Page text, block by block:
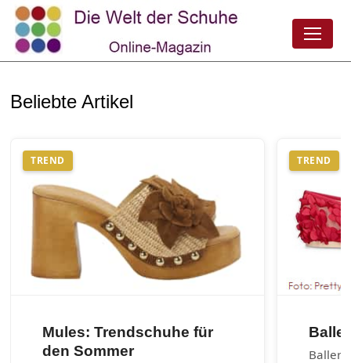
Beliebte Artikel
TREND
Mules: Trendschuhe für
den Sommer
TREND